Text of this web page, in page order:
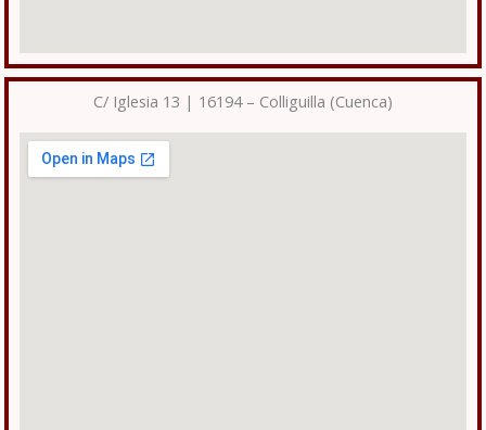
C/ Iglesia 13 | 16194 – Colliguilla (Cuenca)